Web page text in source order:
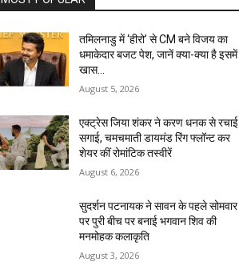
तमिलनाडु में ‘हीरो’ से CM बने विजय का
धमाकेदार बजट पेश, जानें क्या-क्या है इसमें
खास…
August 5, 2026
एक्ट्रेस जिया शंकर ने करण धनक से रचाई
सगाई, चमचमाती डायमंड रिंग फ्लॉन्ट कर
शेयर कीं रोमांटिक तस्वीरें
August 6, 2026
सुदर्शन पटनायक ने सावन के पहले सोमवार
पर पुरी बीच पर बनाई भगवान शिव की
मनमोहक कलाकृति
August 3, 2026